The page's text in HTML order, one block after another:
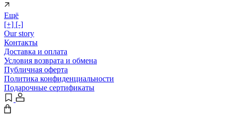
Ещё
[+] [-]
Our story
Контакты
Доставка и оплата
Условия возврата и обмена
Публичная оферта
Политика конфиденциальности
Подарочные сертификаты